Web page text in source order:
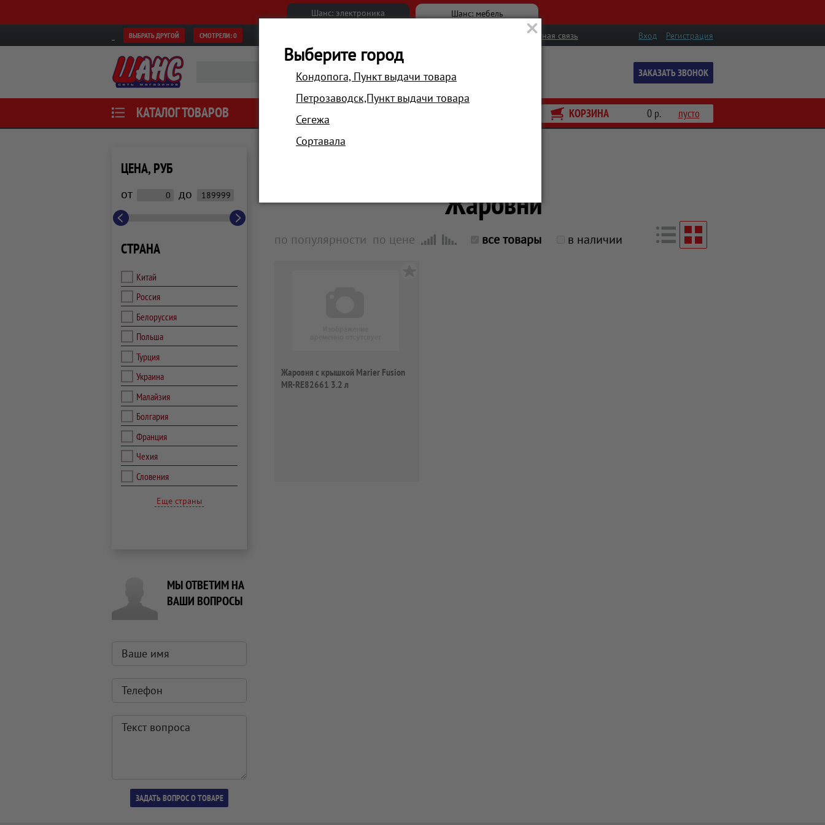
Шанс: электроника Шанс: мебель
ВЫБРАТЬ ДРУГОЙ СМОТРЕЛИ:0 Вход Регистрация
Обратная связь
ЗАКАЗАТЬ ЗВОНОК
КАТАЛОГ ТОВАРОВ АКЦИИ КОРЗИНА 0 р. пусто
ЦЕНА, РУБ
от до
СТРАНА
Китай
Россия
Белоруссия
Польша
Турция
Украина
Малайзия
Болгария
Франция
Чехия
Словения
Еще страны
МЫ ОТВЕТИМ НА
ВАШИ ВОПРОСЫ
Жаровни
по популярности по цене все товары в наличии
Жаровня с крышкой Marier Fusion
MR-RE82661 3.2 л
Выберите город
Кондопога, Пункт выдачи товара
Петрозаводск,Пункт выдачи товара
Сегежа
Сортавала